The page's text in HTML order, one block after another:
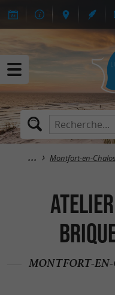
Montfort-en-
MONTFORT-